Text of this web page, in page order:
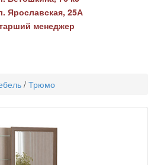
Ярославская, 25А
менеджер
/ Трюмо